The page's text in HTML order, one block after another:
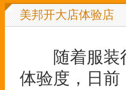
美邦开大店体验店
随着服装行
体验度，日前